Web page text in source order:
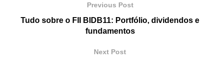
Previous Post
Tudo sobre o FII BIDB11: Portfólio, dividendos e
fundamentos
Next Post